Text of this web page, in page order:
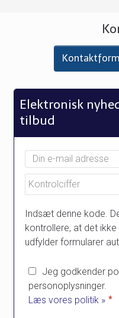
Elektronisk
tilbud
Indsæt denne kode.
kontrollere, at det
udfylder formularer
Jeg godkender
personoplysninger.
Læs vores politik » *